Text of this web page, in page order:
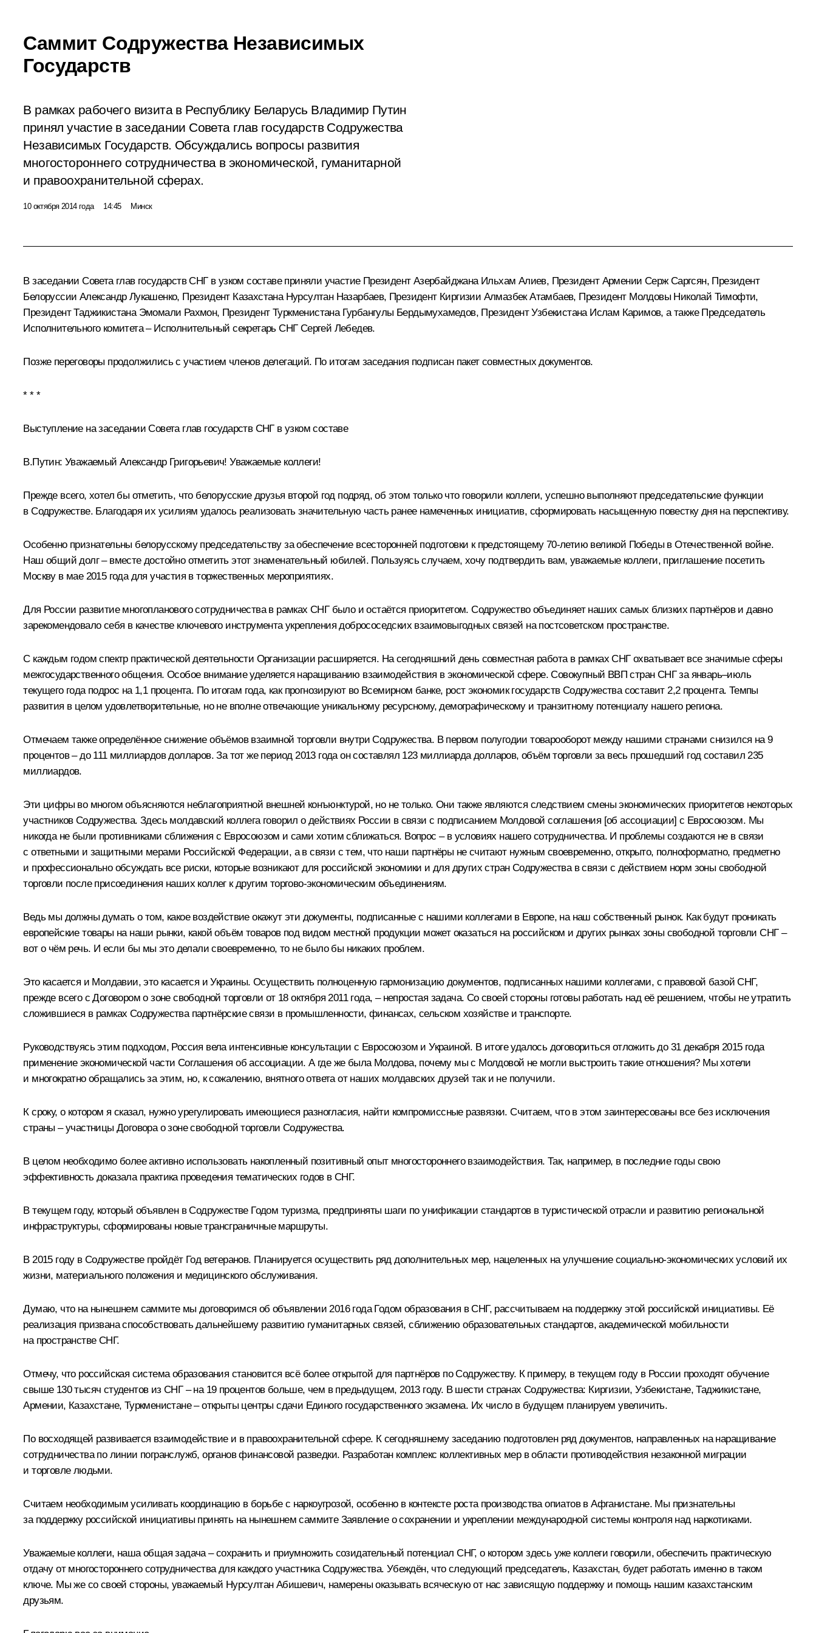
Саммит Содружества Независимых
Государств
В рамках рабочего визита в Республику Беларусь Владимир Путин
принял участие в заседании Совета глав государств Содружества
Независимых Государств. Обсуждались вопросы развития
многостороннего сотрудничества в экономической, гуманитарной
и правоохранительной сферах.
10 октября 2014 года 14:45 Минск
В заседании Совета глав государствСНГв узком составе приняли участие Президент Азербайджана Ильхам Алиев, Президент Армении Серж Саргсян, Президент
Белоруссии Александр Лукашенко, Президент Казахстана Нурсултан Назарбаев, Президент Киргизии Алмазбек Атамбаев, Президент Молдовы Николай Тимофти,
Президент Таджикистана Эмомали Рахмон, Президент Туркменистана Гурбангулы Бердымухамедов, Президент Узбекистана Ислам Каримов, а также Председатель
Исполнительного комитета – Исполнительный секретарь СНГ Сергей Лебедев.
Позже переговоры продолжились с участием членов делегаций. По итогам заседания подписан пакет совместных документов.
* * *
Выступление на заседании Совета глав государств СНГ в узком составе
В.Путин: Уважаемый Александр Григорьевич! Уважаемые коллеги!
Прежде всего, хотел бы отметить, что белорусские друзья второй год подряд, об этом только что говорили коллеги, успешно выполняют председательские функции
в Содружестве. Благодаря их усилиям удалось реализовать значительную часть ранее намеченных инициатив, сформировать насыщенную повестку дня на перспективу.
Особенно признательны белорусскому председательству за обеспечение всесторонней подготовки к предстоящему 70-летию великой Победы в Отечественной войне.
Наш общий долг – вместе достойно отметить этот знаменательный юбилей. Пользуясь случаем, хочу подтвердить вам, уважаемые коллеги, приглашение посетить
Москву в мае 2015 года для участия в торжественных мероприятиях.
Для России развитие многопланового сотрудничества в рамках СНГ было и остаётся приоритетом. Содружество объединяет наших самых близких партнёров и давно
зарекомендовало себя в качестве ключевого инструмента укрепления добрососедских взаимовыгодных связей на постсоветском пространстве.
С каждым годом спектр практической деятельности Организации расширяется. На сегодняшний день совместная работа в рамках СНГ охватывает все значимые сферы
межгосударственного общения. Особое внимание уделяется наращиванию взаимодействия в экономической сфере. Совокупный ВВП стран СНГ за январь–июль
текущего года подрос на 1,1 процента. По итогам года, как прогнозируют во Всемирном банке, рост экономик государств Содружества составит 2,2 процента. Темпы
развития в целом удовлетворительные, но не вполне отвечающие уникальному ресурсному, демографическому и транзитному потенциалу нашего региона.
Отмечаем также определённое снижение объёмов взаимной торговли внутри Содружества. В первом полугодии товарооборот между нашими странами снизился на 9
процентов – до 111 миллиардов долларов. За тот же период 2013 года он составлял 123 миллиарда долларов, объём торговли за весь прошедший год составил 235
миллиардов.
Эти цифры во многом объясняются неблагоприятной внешней конъюнктурой, но не только. Они также являются следствием смены экономических приоритетов некоторых
участников Содружества. Здесь молдавский коллега говорил о действиях России в связи с подписанием Молдовой соглашения [об ассоциации] с Евросоюзом. Мы
никогда не были противниками сближения с Евросоюзом и сами хотим сближаться. Вопрос – в условиях нашего сотрудничества. И проблемы создаются не в связи
с ответными и защитными мерами Российской Федерации, а в связи с тем, что наши партнёры не считают нужным своевременно, открыто, полноформатно, предметно
и профессионально обсуждать все риски, которые возникают для российской экономики и для других стран Содружества в связи с действием норм зоны свободной
торговли после присоединения наших коллег к другим торгово-экономическим объединениям.
Ведь мы должны думать о том, какое воздействие окажут эти документы, подписанные с нашими коллегами в Европе, на наш собственный рынок. Как будут проникать
европейские товары на наши рынки, какой объём товаров под видом местной продукции может оказаться на российском и других рынках зоны свободной торговли СНГ –
вот о чём речь. И если бы мы это делали своевременно, то не было бы никаких проблем.
Это касается и Молдавии, это касается и Украины. Осуществить полноценную гармонизацию документов, подписанных нашими коллегами, с правовой базой СНГ,
прежде всего с Договором о зоне свободной торговли от 18 октября 2011 года, – непростая задача. Со своей стороны готовы работать над её решением, чтобы не утратить
сложившиеся в рамках Содружества партнёрские связи в промышленности, финансах, сельском хозяйстве и транспорте.
Руководствуясь этим подходом, Россия вела интенсивные консультации с Евросоюзом и Украиной. В итоге удалось договориться отложить до 31 декабря 2015 года
применение экономической части Соглашения об ассоциации. А где же была Молдова, почему мы с Молдовой не могли выстроить такие отношения? Мы хотели
и многократно обращались за этим, но, к сожалению, внятного ответа от наших молдавских друзей так и не получили.
К сроку, о котором я сказал, нужно урегулировать имеющиеся разногласия, найти компромиссные развязки. Считаем, что в этом заинтересованы все без исключения
страны – участницы Договора о зоне свободной торговли Содружества.
В целом необходимо более активно использовать накопленный позитивный опыт многостороннего взаимодействия. Так, например, в последние годы свою
эффективность доказала практика проведения тематических годов в СНГ.
В текущем году, который объявлен в Содружестве Годом туризма, предприняты шаги по унификации стандартов в туристической отрасли и развитию региональной
инфраструктуры, сформированы новые трансграничные маршруты.
В 2015 году в Содружестве пройдёт Год ветеранов. Планируется осуществить ряд дополнительных мер, нацеленных на улучшение социально-экономических условий их
жизни, материального положения и медицинского обслуживания.
Думаю, что на нынешнем саммите мы договоримся об объявлении 2016 года Годом образования в СНГ, рассчитываем на поддержку этой российской инициативы. Её
реализация призвана способствовать дальнейшему развитию гуманитарных связей, сближению образовательных стандартов, академической мобильности
на пространстве СНГ.
Отмечу, что российская система образования становится всё более открытой для партнёров по Содружеству. К примеру, в текущем году в России проходят обучение
свыше 130 тысяч студентов из СНГ – на 19 процентов больше, чем в предыдущем, 2013 году. В шести странах Содружества: Киргизии, Узбекистане, Таджикистане,
Армении, Казахстане, Туркменистане – открыты центры сдачи Единого государственного экзамена. Их число в будущем планируем увеличить.
По восходящей развивается взаимодействие и в правоохранительной сфере. К сегодняшнему заседанию подготовлен ряд документов, направленных на наращивание
сотрудничества по линии погранслужб, органов финансовой разведки. Разработан комплекс коллективных мер в области противодействия незаконной миграции
и торговле людьми.
Считаем необходимым усиливать координацию в борьбе с наркоугрозой, особенно в контексте роста производства опиатов в Афганистане. Мы признательны
за поддержку российской инициативы принять на нынешнем саммите Заявление о сохранении и укреплении международной системы контроля над наркотиками.
Уважаемые коллеги, наша общая задача – сохранить и приумножить созидательный потенциал СНГ, о котором здесь уже коллеги говорили, обеспечить практическую
отдачу от многостороннего сотрудничества для каждого участника Содружества. Убеждён, что следующий председатель, Казахстан, будет работать именно в таком
ключе. Мы же со своей стороны, уважаемый Нурсултан Абишевич, намерены оказывать всяческую от нас зависящую поддержку и помощь нашим казахстанским
друзьям.